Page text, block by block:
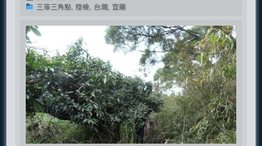
三等三角點, 陸檢, 台灣, 宜蘭